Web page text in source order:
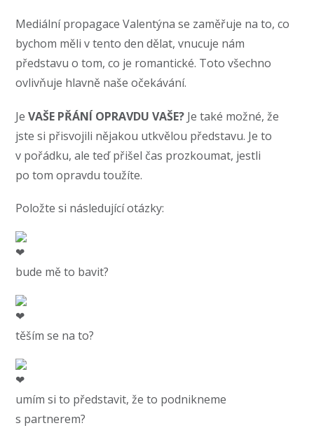
Mediální propagace Valentýna se zaměřuje na to, co
bychom měli v tento den dělat, vnucuje nám
představu o tom, co je romantické. Toto všechno
ovlivňuje hlavně naše očekávání.
JeVAŠE PŘÁNÍ OPRAVDU VAŠE? Je také možné, že
jste si přisvojili nějakou utkvělou představu. Je to
v pořádku, ale teď přišel čas prozkoumat, jestli
po tom opravdu toužíte.
Položte si následující otázky:
bude mě to bavit?
těším se na to?
umím si to představit, že to podnikneme
s partnerem?